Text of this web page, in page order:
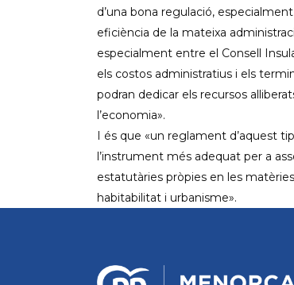
d’una bona regulació,
eficiència de la mateixa
especialment entre el Consell
els costos administratius i els
podran dedicar els recursos
l’economia».
I és que «un reglament d’aquest
l’instrument més adequat per a
estatutàries pròpies en les
habitabilitat i urbanisme».